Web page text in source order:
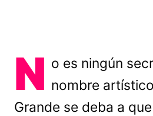
N o es ningún
nombre
Grande se deba a